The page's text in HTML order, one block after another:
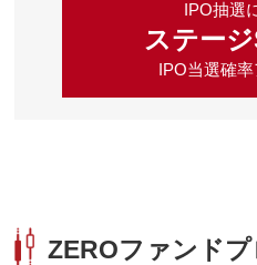
IPO抽選
ステージ
IPO当選確率
ZEROファンド